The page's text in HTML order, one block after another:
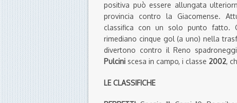
positiva può essere allungata
provincia contro la Giacomense.
classifica con un solo punto fatto.
rimediano cinque gol (a uno) nella
divertono contro il Reno
Pulcini scesa in campo, i classe 2002,
LE CLASSIFICHE